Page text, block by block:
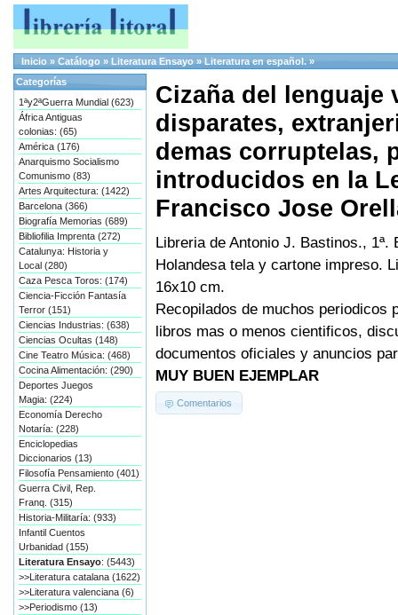
Inicio » Catálogo » Literatura Ensayo » Literatura en español. »
Cizaña del lenguaje
disparates,
demas corruptelas,
introducidos en la
Francisco Jose
Libreria de Antonio J. Bastinos.,
Holandesa tela y cartone impreso.
16x10 cm.
Recopilados de muchos
libros mas o menos cientificos,
documentos oficiales y anuncios
MUY BUEN EJEMPLAR
Comentarios
Categorías
1ªy2ªGuerra Mundial (623)
África Antiguas
colonias: (65)
América (176)
Anarquismo Socialismo
Comunismo (83)
Artes Arquitectura: (1422)
Barcelona (366)
Biografía Memorias (689)
Bibliofilia Imprenta (272)
Catalunya: Historia y
Local (280)
Caza Pesca Toros: (174)
Ciencia-Ficción Fantasía
Terror (151)
Ciencias Industrias: (638)
Ciencias Ocultas (148)
Cine Teatro Música: (468)
Cocina Alimentación: (290)
Deportes Juegos
Magia: (224)
Economía Derecho
Notaría: (228)
Enciclopedias
Diccionarios (13)
Filosofía Pensamiento (401)
Guerra Civil, Rep.
Franq. (315)
Historia-Militaría: (933)
Infantil Cuentos
Urbanidad (155)
Literatura Ensayo: (5443)
>>Literatura catalana (1622)
>>Literatura valenciana (6)
>>Periodismo (13)